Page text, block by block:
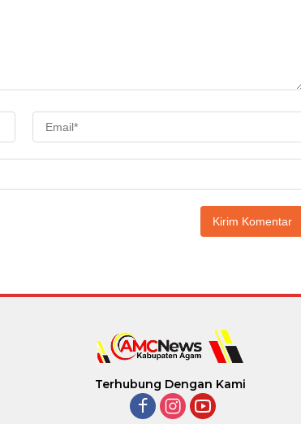
Terhubung Dengan Kami